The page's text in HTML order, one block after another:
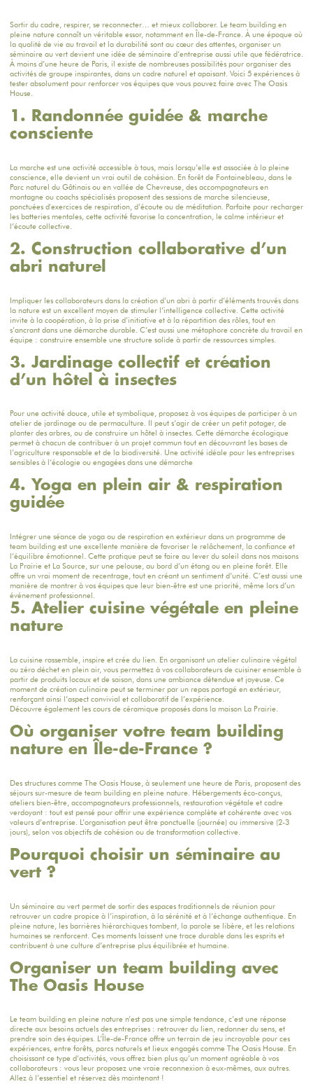
Sortir du cadre, respirer, se reconnecter… et mieux collaborer. Le team building en
pleine nature connaît un véritable essor, notamment en Île-de-France. À une époque où
la qualité de vie au travail et la durabilité sont au cœur des attentes, organiser un
séminaire au vert devient une idée de séminaire d’entreprise aussi utile que fédératrice.
À moins d’une heure de Paris, il existe de nombreuses possibilités pour organiser des
activités de groupe inspirantes, dans un cadre naturel et apaisant. Voici 5 expériences à
tester absolument pour renforcer vos équipes que vous pouvez faire avec The Oasis
House.
1. Randonnée guidée & marche
consciente
La marche est une activité accessible à tous, mais lorsqu’elle est associée à la pleine
conscience, elle devient un vrai outil de cohésion. En forêt de Fontainebleau, dans le
Parc naturel du Gâtinais ou en vallée de Chevreuse, des accompagnateurs en
montagne ou coachs spécialisés proposent des sessions de marche silencieuse,
ponctuées d'exercices de respiration, d’écoute ou de méditation. Parfaite pour recharger
les batteries mentales, cette activité favorise la concentration, le calme intérieur et
l’écoute collective.
2. Construction collaborative d’un
abri naturel
Impliquer les collaborateurs dans la création d’un abri à partir d’éléments trouvés dans
la nature est un excellent moyen de stimuler l’intelligence collective. Cette activité
invite à la coopération, à la prise d’initiative et à la répartition des rôles, tout en
s’ancrant dans une démarche durable. C’est aussi une métaphore concrète du travail en
équipe : construire ensemble une structure solide à partir de ressources simples.
3. Jardinage collectif et création
d’un hôtel à insectes
Pour une activité douce, utile et symbolique, proposez à vos équipes de participer à un
atelier de jardinage ou de permaculture. Il peut s’agir de créer un petit potager, de
planter des arbres, ou de construire un hôtel à insectes. Cette démarche écologique
permet à chacun de contribuer à un projet commun tout en découvrant les bases de
l’agriculture responsable et de la biodiversité. Une activité idéale pour les entreprises
sensibles à l’écologie ou engagées dans une démarche
4. Yoga en plein air & respiration
guidée
Intégrer une séance de yoga ou de respiration en extérieurdans un programme de
team building est une excellente manière de favoriser le relâchement, la confiance et
l’équilibre émotionnel. Cette pratique peut se faire au lever du soleil dans nos maisons
La Prairieet La Source, sur une pelouse, au bord d’un étang ou en pleine forêt. Elle
offre un vrai moment de recentrage, tout en créant un sentiment d’unité. C’est aussi une
manière de montrer à vos équipes que leur bien-être est une priorité, même lors d’un
événement professionnel.
5. Atelier cuisine végétale en pleine
nature
La cuisine rassemble, inspire et crée du lien. En organisant un atelier culinaire végétal
ou zéro déchet en plein air, vous permettez à vos collaborateurs de cuisiner ensemble à
partir de produits locaux et de saison, dans une ambiance détendue et joyeuse. Ce
moment de création culinaire peut se terminer par un repas partagé en extérieur,
renforçant ainsi l’aspect convivial et collaboratif de l’expérience.
Découvre également les cours de céramique proposés dans la maison La Prairie.
Où organiser votre team building
nature en Île-de-France ?
Des structures comme The Oasis House, à seulement une heure de Paris, proposent des
séjours sur-mesure de team building en pleine nature. Hébergements éco-conçus,
ateliers bien-être, accompagnateurs professionnels, restauration végétale et cadre
verdoyant: tout est pensé pour offrir une expérience complète et cohérente avec vos
valeurs d’entreprise. L’organisation peut être ponctuelle (journée) ou immersive (2-3
jours), selon vos objectifs de cohésion ou de transformation collective.
Pourquoi choisir un séminaire au
vert ?
Un séminaire au vertpermet de sortir des espaces traditionnels de réunion pour
retrouver un cadre propice à l’inspiration, à la sérénité et à l’échange authentique. En
pleine nature, les barrières hiérarchiques tombent, la parole se libère, et les relations
humaines se renforcent. Ces moments laissent une trace durable dans les esprits et
contribuent à une culture d’entreprise plus équilibrée et humaine.
Organiser un team building avec
The Oasis House
Le team building en pleine nature n’est pas une simple tendance, c’est une réponse
directe aux besoins actuels des entreprises : retrouver du lien, redonner du sens, et
prendre soin des équipes. L’Île-de-France offre un terrain de jeu incroyable pour ces
expériences, entre forêts, parcs naturels et lieux engagés comme The Oasis House. En
choisissant ce type d’activités, vous offrez bien plus qu’un moment agréable à vos
collaborateurs : vous leur proposez une vraie reconnexion à eux-mêmes, aux autres.
Allez à l’essentiel et réservez dès maintenant !